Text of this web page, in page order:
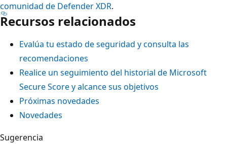
comunidad de Defender XDR.
Recursos relacionados
Evalúa tu estado de seguridad y consulta las
recomendaciones
Realice un seguimiento del historial de Microsoft
Secure Score y alcance sus objetivos
Próximas novedades
Novedades
Sugerencia